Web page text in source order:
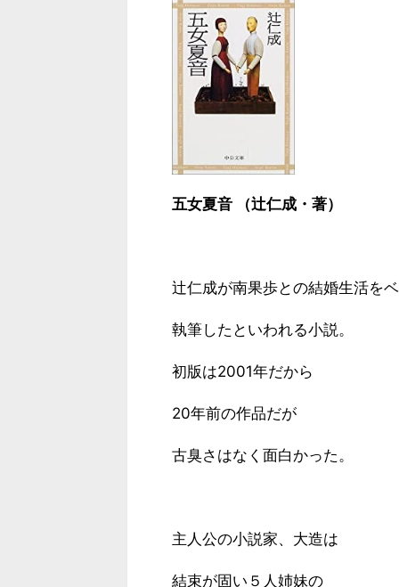
五女夏音 （辻仁成・著）
辻仁成が南果歩との結婚生活を
執筆したといわれる小説。
初版は2001年だから
20年前の作品だが
古臭さはなく面白かった。
主人公の小説家、大造は
結束が固い５人姉妹の